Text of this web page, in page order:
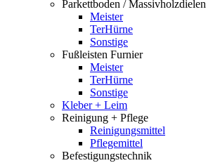
Parkettboden / Massivholzdielen
Meister
TerHürne
Sonstige
Fußleisten Furnier
Meister
TerHürne
Sonstige
Kleber + Leim
Reinigung + Pflege
Reinigungsmittel
Pflegemittel
Befestigungstechnik